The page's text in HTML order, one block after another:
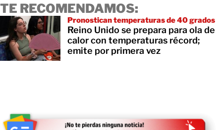
TE RECOMENDAMOS:
Pronostican temperaturas de 40 grados
Reino Unido se prepara para ola de
calor con temperaturas récord;
emite por primera vez